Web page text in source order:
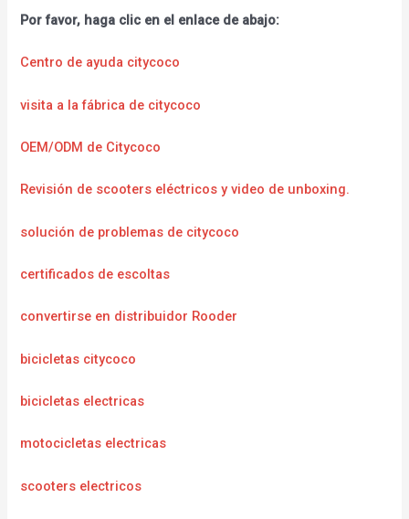
Por favor, haga clic en el enlace de abajo:
Centro de ayuda citycoco
visita a la fábrica de citycoco
OEM/ODM de Citycoco
Revisión de scooters eléctricos y video de unboxing.
solución de problemas de citycoco
certificados de escoltas
convertirse en distribuidor Rooder
bicicletas citycoco
bicicletas electricas
motocicletas electricas
scooters electricos